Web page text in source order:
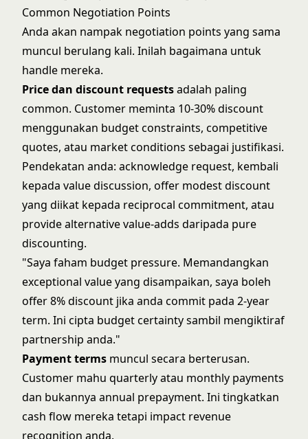
Common Negotiation Points
Anda akan nampak negotiation points yang sama
muncul berulang kali. Inilah bagaimana untuk
handle mereka.
Price dan discount requestsadalah paling
common. Customer meminta 10-30% discount
menggunakan budget constraints, competitive
quotes, atau market conditions sebagai justifikasi.
Pendekatan anda: acknowledge request, kembali
kepada value discussion, offer modest discount
yang diikat kepada reciprocal commitment, atau
provide alternative value-adds daripada pure
discounting.
"Saya faham budget pressure. Memandangkan
exceptional value yang disampaikan, saya boleh
offer 8% discount jika anda commit pada 2-year
term. Ini cipta budget certainty sambil mengiktiraf
partnership anda."
Payment terms muncul secara berterusan.
Customer mahu quarterly atau monthly payments
dan bukannya annual prepayment. Ini tingkatkan
cash flow mereka tetapi impact revenue
recognition anda.